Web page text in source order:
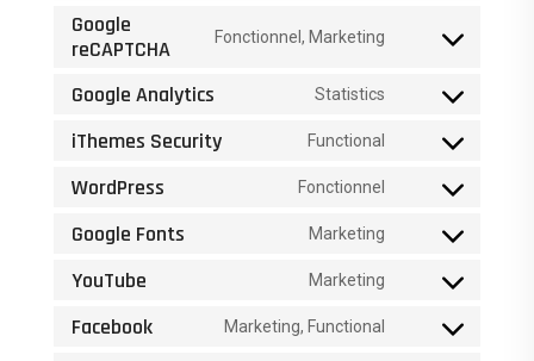
service
Google
reCAPTCHA
Fonctionnel, Marketing
Consent
service
recaptcha
Google Analytics Statistics
Consent
service
google-
iThemes Security Functional
Consent
service
ithemes-
WordPress Fonctionnel
Consent
service
wordpress
Google Fonts Marketing
Consent
service
google-
YouTube Marketing
Consent
service
Facebook Marketing, Functional
Consent